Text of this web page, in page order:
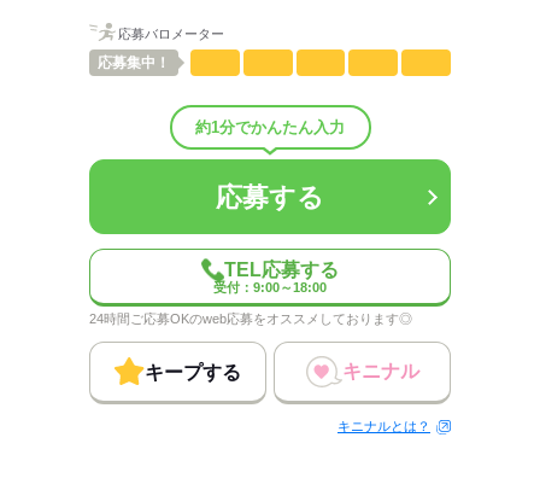
資料作成などをおこなう部署
16人
IT・通信関連
応募する
応募バロメーター
応募集中！
約1分でかんたん入力
応募する
TEL応募する
受付：9:00～18:00
24時間ご応募OKのweb応募をオススメしております◎
キープする キニナル
キニナルとは？